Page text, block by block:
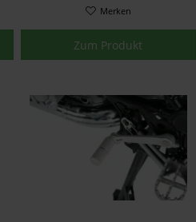
Merken
Zum Produkt